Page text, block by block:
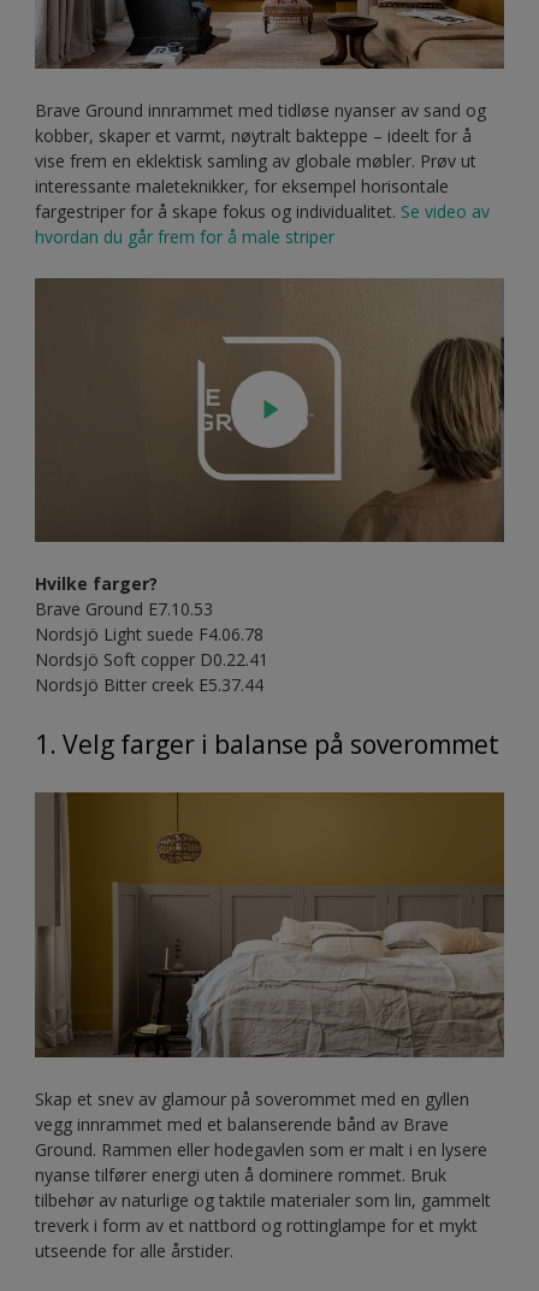
Brave Ground innrammet med tidløse nyanser av sand og
kobber, skaper et varmt, nøytralt bakteppe – ideelt for å
vise frem en eklektisk samling av globale møbler. Prøv ut
interessante maleteknikker, for eksempel horisontale
fargestriper for å skape fokus og individualitet. Se video av
hvordan du går frem for å male striper
Hvilke farger?
Brave Ground E7.10.53
Nordsjö Light suede F4.06.78
Nordsjö Soft copper D0.22.41
Nordsjö Bitter creek E5.37.44
1. Velg farger i balanse på soverommet
Skap et snev av glamour på soverommet med en gyllen
vegg innrammet med et balanserende bånd av Brave
Ground. Rammen eller hodegavlen som er malt i en lysere
nyanse tilfører energi uten å dominere rommet. Bruk
tilbehør av naturlige og taktile materialer som lin, gammelt
treverk i form av et nattbord og rottinglampe for et mykt
utseende for alle årstider.